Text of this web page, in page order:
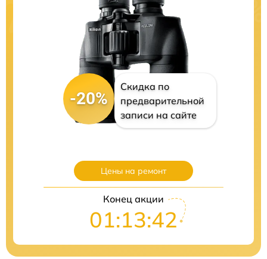
-20%
Скидка по
предварительной
записи на сайте
Цены на ремонт
Конец акции
01:13:41